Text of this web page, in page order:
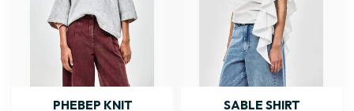
PHEBEP KNIT SABLE SHIRT